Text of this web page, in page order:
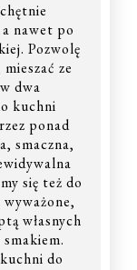
nawet po
Pozwolę
ze
dwa
kuchni
ponad
smaczna,
się też do
własnych
do